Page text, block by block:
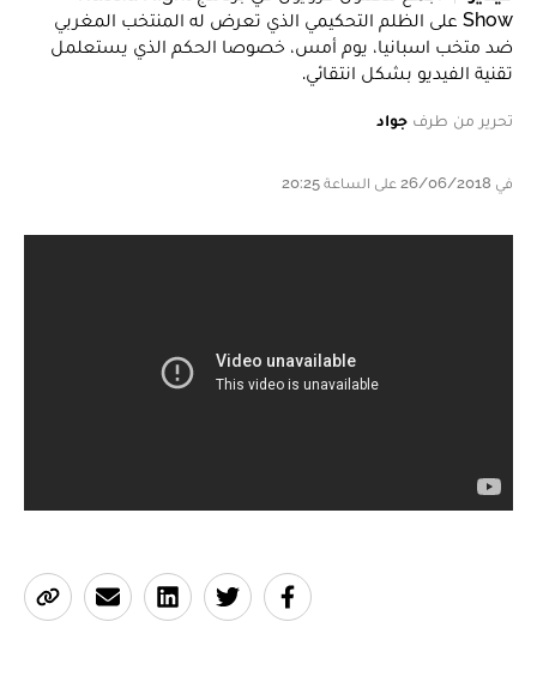
Show على الظلم التحكيمي الذي تعرض له المنتخب المغربي
ضد متخب اسبانيا، يوم أمس، خصوصا الحكم الذي يستعلمل
تقنية الفيديو بشكل انتقائي.
تحرير من طرف جواد
في 26/06/2018 على الساعة 20:25